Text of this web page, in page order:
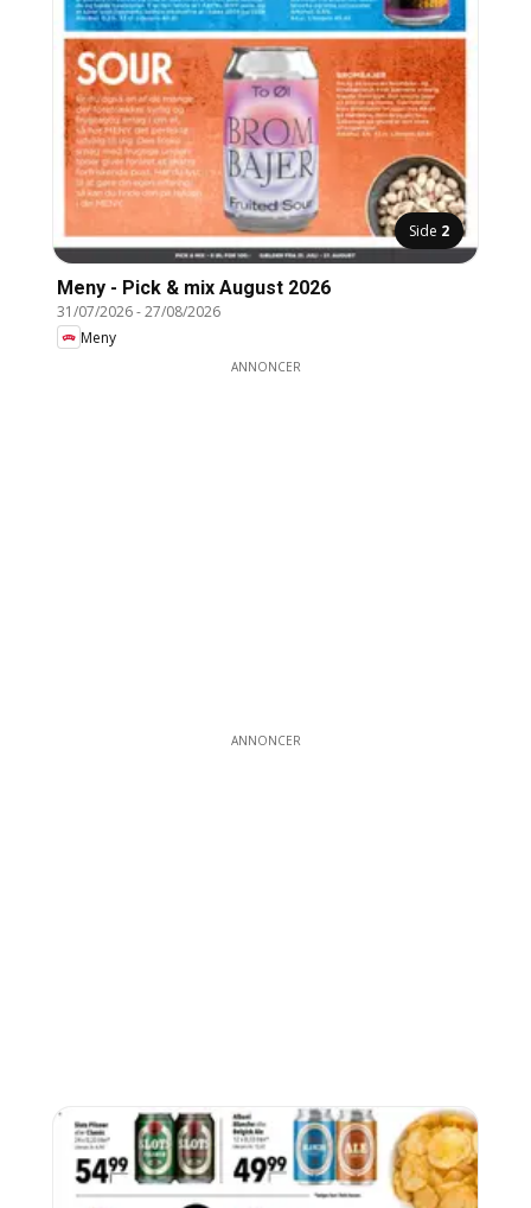
Side 2
Meny - Pick & mix August 2026
31/07/2026-27/08/2026
Meny
ANNONCER
ANNONCER